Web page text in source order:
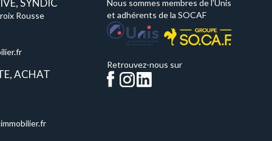
SYNDIC
Rousse
ACHAT
Nous sommes membres de l’Unis
et adhérents de la SOCAF
Retrouvez-nous sur